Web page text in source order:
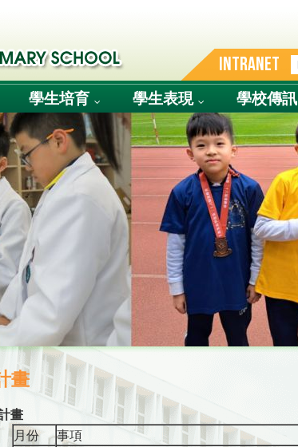
INTRANET
學生培育 學生表現 學校傳訊
畫
畫
月份
事項